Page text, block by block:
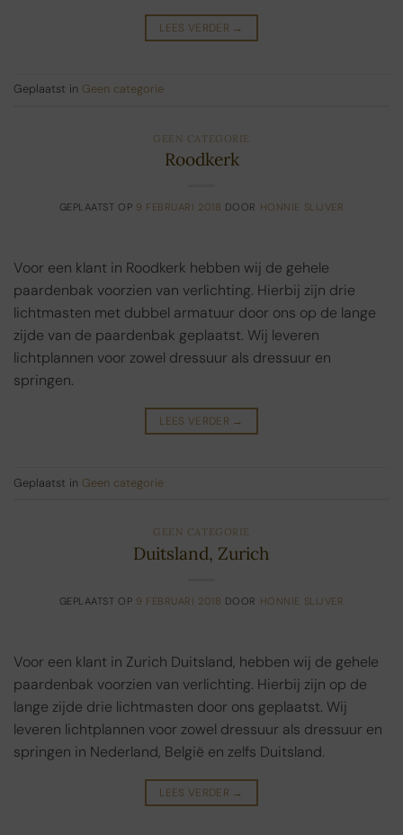
LEES VERDER →
Geplaatst in Geen categorie
GEEN CATEGORIE
Roodkerk
GEPLAATST OP 9 FEBRUARI 2018 DOOR HONNIE SLIJVER
Voor een klant in Roodkerk hebben wij de gehele
paardenbak voorzien van verlichting. Hierbij zijn drie
lichtmasten met dubbel armatuur door ons op de lange
zijde van de paardenbak geplaatst. Wij leveren
lichtplannen voor zowel dressuur als dressuur en
springen.
LEES VERDER →
Geplaatst in Geen categorie
GEEN CATEGORIE
Duitsland, Zurich
GEPLAATST OP 9 FEBRUARI 2018 DOOR HONNIE SLIJVER
Voor een klant in Zurich Duitsland, hebben wij de gehele
paardenbak voorzien van verlichting. Hierbij zijn op de
lange zijde drie lichtmasten door ons geplaatst. Wij
leveren lichtplannen voor zowel dressuur als dressuur en
springen in Nederland, België en zelfs Duitsland.
LEES VERDER →